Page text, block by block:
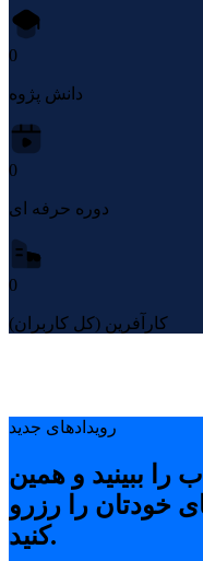
0
دانش پژوه
0
دوره حرفه ای
0
کارآفرین (کل کاربران)
رویدادهای جدید
را ببینید و همین
خودتان را رزرو
کنید.